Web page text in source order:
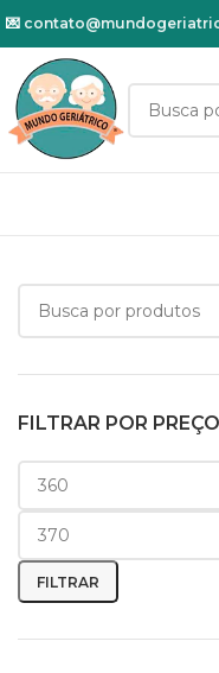
💌
FILTRAR POR PREÇO
FILTRAR